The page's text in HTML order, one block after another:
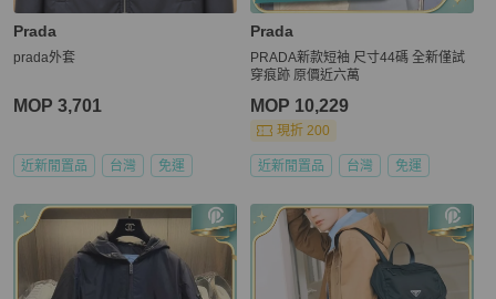
Prada
prada外套
MOP 3,701
近新閒置品 台灣 免運
Prada
PRADA新款短袖 尺寸44碼 全新僅試
穿痕跡 原價近六萬
MOP 10,229
現折 200
近新閒置品 台灣 免運